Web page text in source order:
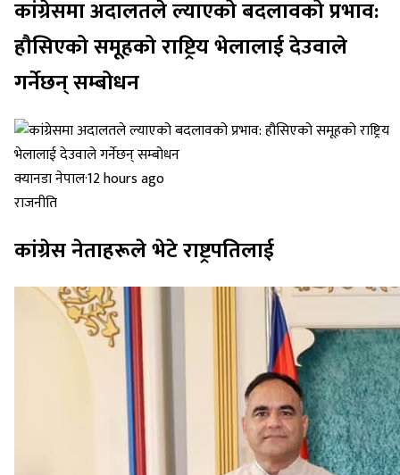
कांग्रेसमा अदालतले ल्याएको बदलावको प्रभाव:
हौसिएको समूहको राष्ट्रिय भेलालाई देउवाले
गर्नेछन् सम्बोधन
क्यानडा नेपाल·12 hours ago
राजनीति
कांग्रेस नेताहरूले भेटे राष्ट्रपतिलाई